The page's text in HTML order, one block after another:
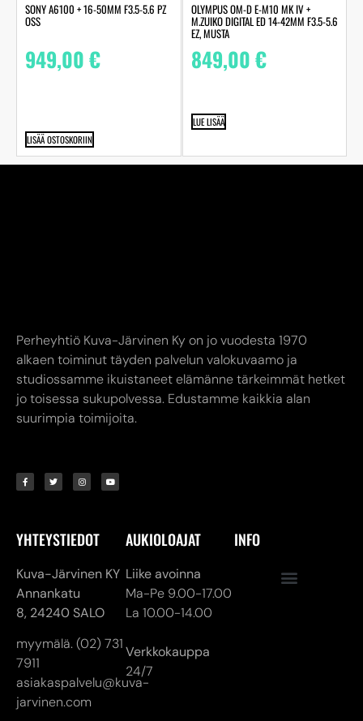
SONY A6100 + 16-50MM F3.5-5.6 PZ
OSS
949,00€
LISÄÄ OSTOSKORIIN
OLYMPUS OM-D E-M10 MK IV +
M.ZUIKO DIGITAL ED 14-42MM F3.5-5.6
EZ, MUSTA
849,00€
LUE LISÄÄ
Kuva-Järvinen KY
Annankatu
myymälä. (02) 731
asiakaspalvelu@kuva-
jarvinen.com
Verkkokauppa
24/7
© ALL RIGHTS RESERVED